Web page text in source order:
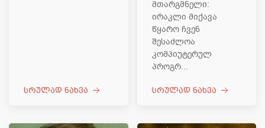
სრულად ნახვა
მთარგმნელი:
ირაკლი მიქავა
წყარო ჩვენ
შესაძლოა
კომპიუტერულ
პროგრ...
სრულად ნახვა